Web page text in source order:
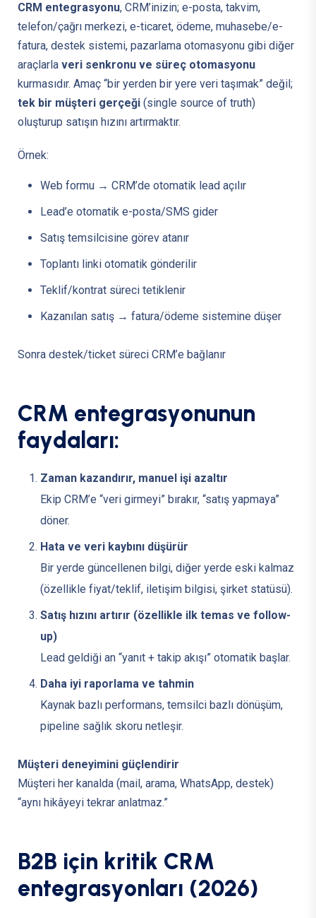
CRM entegrasyonu, CRM’inizin; e-posta, takvim,
telefon/çağrı merkezi, e-ticaret, ödeme, muhasebe/e-
fatura, destek sistemi, pazarlama otomasyonu gibi diğer
araçlarla veri senkronu ve süreç otomasyonu
kurmasıdır. Amaç “bir yerden bir yere veri taşımak” değil;
tek bir müşteri gerçeği (single source of truth)
oluşturup satışın hızını artırmaktır.
Örnek:
Web formu → CRM’de otomatik lead açılır
Lead’e otomatik e-posta/SMS gider
Satış temsilcisine görev atanır
Toplantı linki otomatik gönderilir
Teklif/kontrat süreci tetiklenir
Kazanılan satış → fatura/ödeme sistemine düşer
Sonra destek/ticket süreci CRM’e bağlanır
CRM entegrasyonunun
fayda arı:
Zaman kazandırır, manuel işi azaltır
Ekip CRM’e “veri girmeyi” bırakır, “satış yapmaya”
döner.
Hata ve veri kaybını düşürür
Bir yerde güncellenen bilgi, diğer yerde eski kalmaz
(özellikle fiyat/teklif, iletişim bilgisi, şirket statüsü).
Satış hızını artırır (özellikle ilk temas ve follow-
up)
Lead geldiği an “yanıt + takip akışı” otomatik başlar.
Daha iyi raporlama ve tahmin
Kaynak bazlı performans, temsilci bazlı dönüşüm,
pipeline sağlık skoru netleşir.
Müşteri deneyimini güçlendirir
Müşteri her kanalda (mail, arama, WhatsApp, destek)
“aynı hikâyeyi tekrar anlatmaz.”
B2B için kritik CRM
entegrasyon arı (2026)